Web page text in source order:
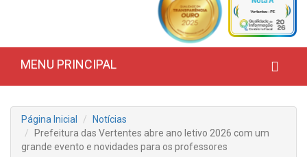
MENU PRINCIPAL
Página Inicial
Notícias
Prefeitura das Vertentes abre ano letivo 2026 com um
grande evento e novidades para os professores